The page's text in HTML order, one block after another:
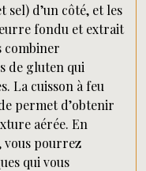
sel) d’un côté, et les
fondu et extrait
combiner
de gluten qui
La cuisson à feu
permet d’obtenir
aérée. En
vous pourrez
qui vous